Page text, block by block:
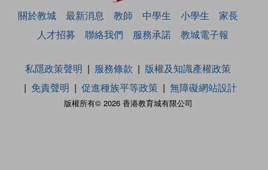
關於教城 最新消息 教師 中學生 小學生
家長
人才招募
聯絡我們 服務承諾 教城電子報
版權所有© 2026 香港教育城有限公司
私隱政策聲明 服務條款
版權及知識產權政策
免責聲明
促進種族平等政策 無障礙網站設計